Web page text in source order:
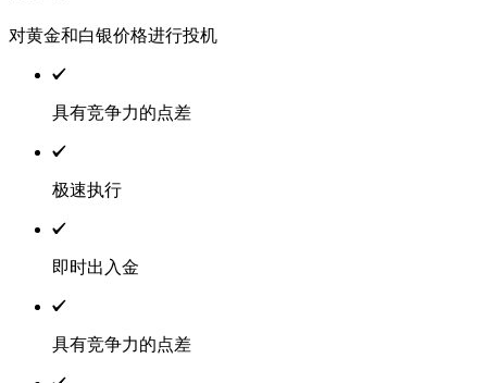
对黄金和白银价格进行投机
具有竞争力的点差
极速执行
即时出入金
具有竞争力的点差